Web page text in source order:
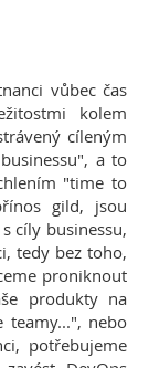
vůbec čas
kolem
cíleným
a to
"time to
gild, jsou
cíly businessu,
tedy bez toho,
proniknout
produkty na
teamy...", nebo
potřebujeme